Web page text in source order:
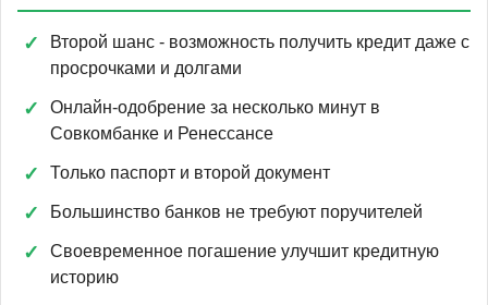
Второй шанс - возможность получить кредит даже с
просрочками и долгами
Онлайн-одобрение за несколько минут в
Совкомбанке и Ренессансе
Только паспорт и второй документ
Большинство банков не требуют поручителей
Своевременное погашение улучшит кредитную
историю